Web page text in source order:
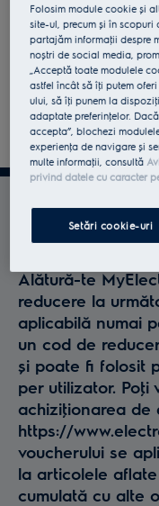
Profită la
Electrolux
Alătură-te
reducere la
aplicabilă numai
un cod de
și poate fi folosit
per utilizator.
achiziţionarea de
https://
voucherului se
la articolele
cumulată cu alte
Folosim module cookie și
site-ul, precum și în scopuri
partajăm informaţii despre
noștri de social media,
„Acceptă toate modulele
astfel încât să îţi putem
ului, să îţi punem la
adaptate preferinţelor.
accepta”, blochezi
experienţa de navigare și
multe informaţii, consultă
privind datele cu caracter
Setări cookie-uri